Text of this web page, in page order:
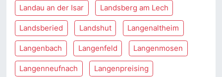
Landau an der Isar Landsberg am Lech
Landsberied Landshut Langenaltheim
Langenbach Langenfeld Langenmosen
Langenneufnach Langenpreising